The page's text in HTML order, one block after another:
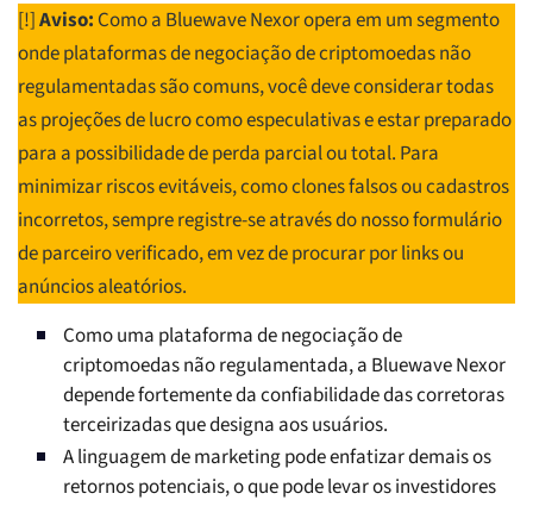
[!]Aviso: Como a Bluewave Nexor opera em um segmento
onde plataformas de negociação de criptomoedas não
regulamentadas são comuns, você deve considerar todas
as projeções de lucro como especulativas e estar preparado
para a possibilidade de perda parcial ou total. Para
minimizar riscos evitáveis, como clones falsos ou cadastros
incorretos, sempre registre-se através do nosso formulário
de parceiro verificado, em vez de procurar por links ou
anúncios aleatórios.
Como uma plataforma de negociação de
criptomoedas não regulamentada, a Bluewave Nexor
depende fortemente da confiabilidade das corretoras
terceirizadas que designa aos usuários.
A linguagem de marketing pode enfatizar demais os
retornos potenciais, o que pode levar os investidores